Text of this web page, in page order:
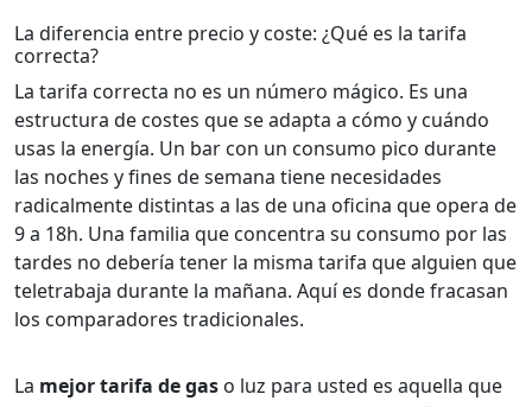
La diferencia entre precio y coste: ¿Qué es la tarifa
correcta?
La tarifa correcta no es un número mágico. Es una
estructura de costes que se adapta a cómo y cuándo
usas la energía. Un bar con un consumo pico durante
las noches y fines de semana tiene necesidades
radicalmente distintas a las de una oficina que opera de
9 a 18h. Una familia que concentra su consumo por las
tardes no debería tener la misma tarifa que alguien que
teletrabaja durante la mañana. Aquí es donde fracasan
los comparadores tradicionales.
La mejor tarifa de gas o luz para usted es aquella que